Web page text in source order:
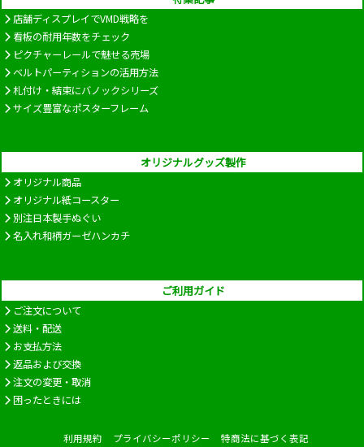
店舗ディスプレイでVMD戦略を
看板の耐用年数をチェック
ピクチャーレールで魅せる売場
ベルトパーティションの活用方法
札付け・結束にバノックシリーズ
サイズ豊富なポスターフレーム
オリジナルグッズ製作
オリジナル商品
オリジナル紙コースター
別注日本製手ぬぐい
名入れ和柄ガーゼハンカチ
ご利用ガイド
ご注文について
送料・配送
お支払方法
返品および交換
注文の変更・取消
困ったときには
利用規約 プライバシーポリシー 特商法に基づく表記